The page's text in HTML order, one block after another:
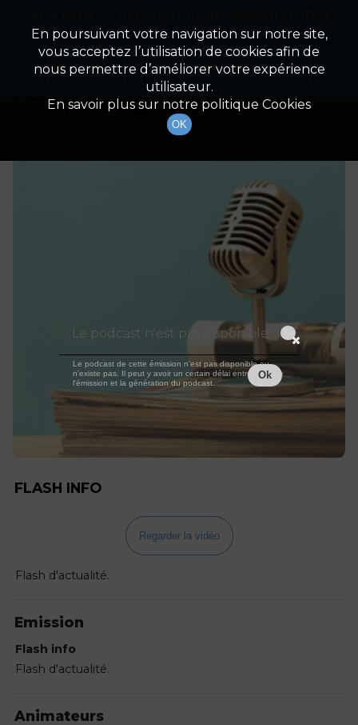
Détails De L'épisode
7 octobre 2023 à 5h59
durée : Invalid date
FLASH INFO
Regarder la vidéo
Flash d'actualité.
Emission
Flash info
Flash d'actualité.
Animateurs
En poursuivant votre navigation sur notre site,
vous acceptez l’utilisation de cookies afin de
nous permettre d’améliorer votre expérience
utilisateur.
En savoir plus sur notre politique Cookies
OK
Appuyez ci-dessous pour l'installer.
Non merci Télécharger l'application
Le podcast n'est pas disponible
Le podcast de cette émission n'est pas disponible ou
n'existe pas. Il peut y avoir un certain délai entre la fin de
l'émission et la génération du podcast.
Ok